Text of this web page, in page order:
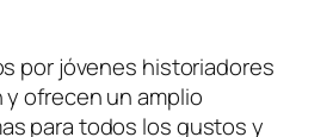
por jóvenes historiadores
ofrecen un amplio
para todos los gustos y